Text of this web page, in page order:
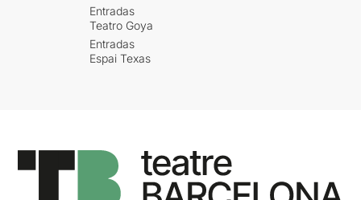
Entradas
Teatro Goya
Entradas
Espai Texas